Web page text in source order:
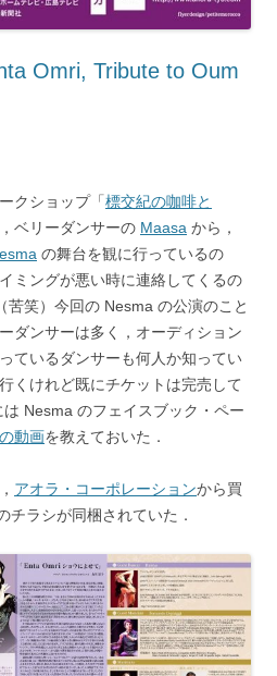
Omri, Tribute to Oum
クショップ「標交紀の咖啡と
ベリーダンサーの Maasa から，
の舞台を観に行っているの
ミングが悪い時に連絡してくるの
苦笑）今回の Nesma の公演のこと
ダンサーは多く，オーディション
ているダンサーも何人か知ってい
くけれど既にチケットは完売して
Nesma のフェイスブック・ペー
動画を教えておいた．
アオラ・コーポレーションから買
チラシが同梱されていた．